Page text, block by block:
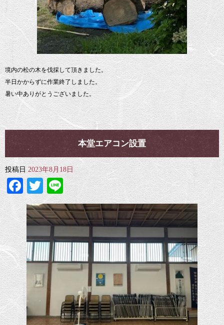
境内の松の木を伐採して頂きました。
半日かからずに作業終了しました。
暑い中ありがとうございました。
本堂エアコン設置
投稿日 2023年8月18日
Facebook
Twitter
Line